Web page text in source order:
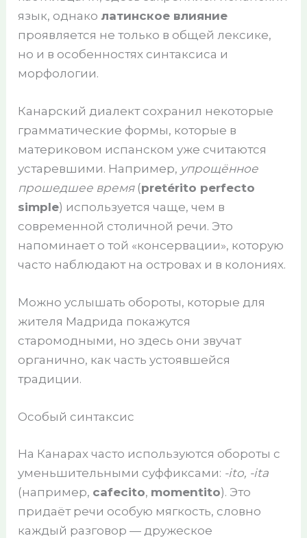
язык, однако латинское влияние
проявляется не только в общей лексике,
но и в особенностях синтаксиса и
морфологии.
Канарский диалект сохранил некоторые
грамматические формы, которые в
материковом испанском уже считаются
устаревшими. Например, упрощённое
прошедшее время(pretérito perfecto
simple) используется чаще, чем в
современной столичной речи. Это
напоминает о той «консервации», которую
часто наблюдают на островах и в колониях.
Можно услышать обороты, которые для
жителя Мадрида покажутся
старомодными, но здесь они звучат
органично, как часть устоявшейся
традиции.
Особый синтаксис
На Канарах часто используются обороты с
уменьшительными суффиксами: -ito, -ita
(например, cafecito, momentito). Это
придаёт речи особую мягкость, словно
каждый разговор — дружеское